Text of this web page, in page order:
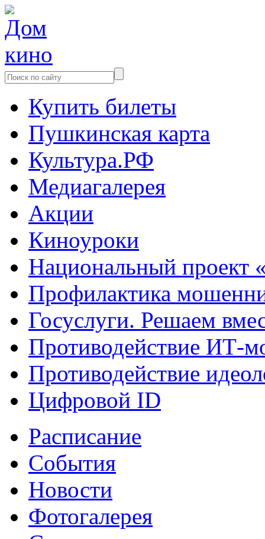
Купить билеты
Пушкинская карта
Культура.РФ
Медиагалерея
Акции
Киноуроки
Национальный проект
Профилактика
Госуслуги. Решаем
Противодействие ИТ-
Противодействие
Цифровой ID
Расписание
События
Новости
Фотогалерея